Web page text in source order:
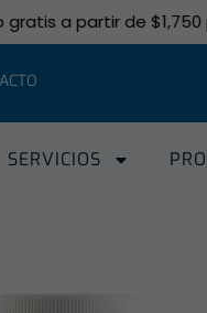
a partir de $1,750
SERVICIOS